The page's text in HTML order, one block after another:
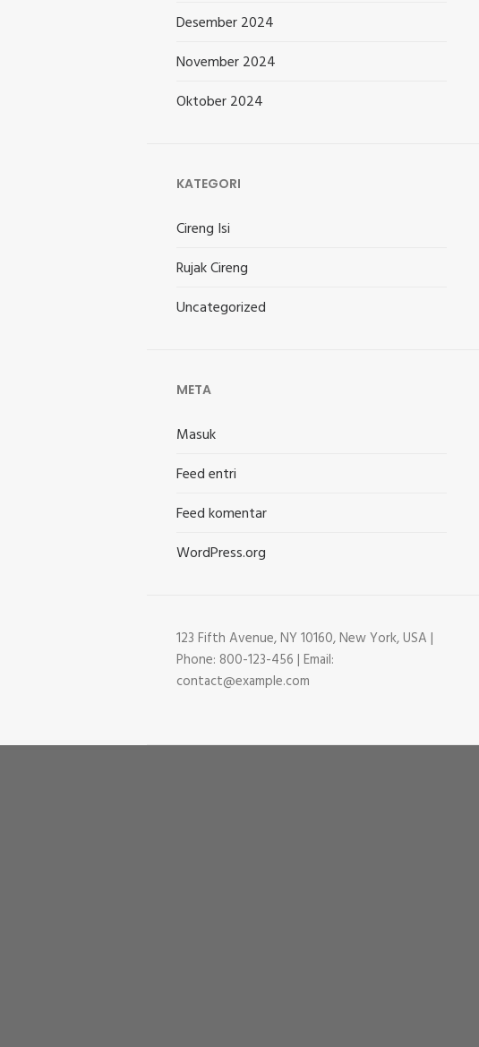
Desember 2024
November 2024
Oktober 2024
KATEGORI
Cireng Isi
Rujak Cireng
Uncategorized
META
Masuk
Feed entri
Feed komentar
WordPress.org
123 Fifth Avenue, NY 10160, New York, USA |
Phone: 800-123-456 | Email:
contact@example.com